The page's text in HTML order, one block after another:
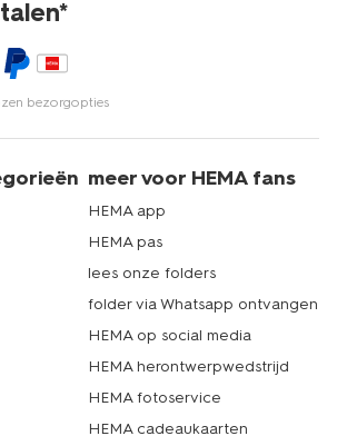
bezorgopties
meer voor HEMA fans
HEMA app
HEMA pas
lees onze folders
folder via Whatsapp ontvangen
HEMA op social media
HEMA herontwerpwedstrijd
HEMA fotoservice
HEMA cadeaukaarten